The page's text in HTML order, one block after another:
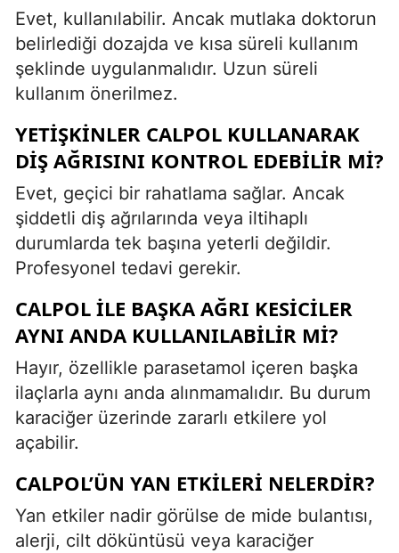
Evet, kullanılabilir. Ancak mutlaka doktorun
belirlediği dozajda ve kısa süreli kullanım
şeklinde uygulanmalıdır. Uzun süreli
kullanım önerilmez.
YETIŞKINLER CALPOL KULLANARAK
DIŞ AĞRISINI KONTROL EDEBILIR MI?
Evet, geçici bir rahatlama sağlar. Ancak
şiddetli diş ağrılarında veya iltihaplı
durumlarda tek başına yeterli değildir.
Profesyonel tedavi gerekir.
CALPOL ILE BAŞKA AĞRI KESICILER
AYNI ANDA KULLANILABILIR MI?
Hayır, özellikle parasetamol içeren başka
ilaçlarla aynı anda alınmamalıdır. Bu durum
karaciğer üzerinde zararlı etkilere yol
açabilir.
CALPOL’ÜN YAN ETKILERI NELERDIR?
Yan etkiler nadir görülse de mide bulantısı,
alerji, cilt döküntüsü veya karaciğer